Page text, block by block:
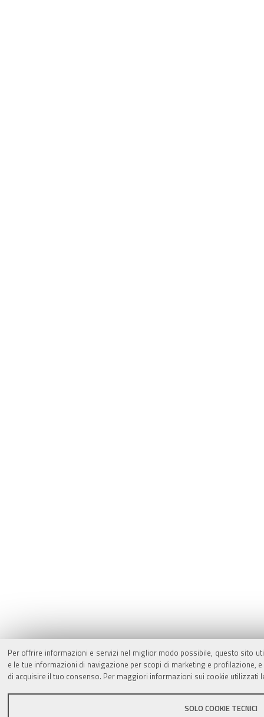
Per offrire informazioni e servizi nel miglior modo possibile, questo sito
e le tue informazioni di navigazione per scopi di marketing e
di acquisire il tuo consenso. Per maggiori informazioni sui cookie utilizzati
SOLO COOKIE TECNICI